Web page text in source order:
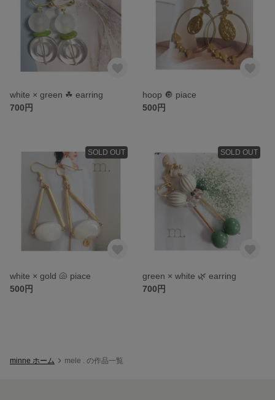
white × green ☘ earring
700円
hoop 🔘 piace
500円
SOLD OUT
white × gold 🐚 piace
500円
SOLD OUT
green × white 🌿 earring
700円
minne ホーム mele . の作品一覧